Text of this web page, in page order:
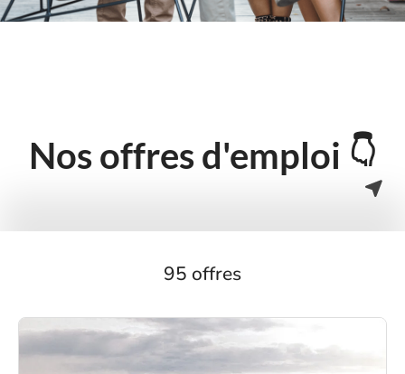
Nos offres d'emploi 👇
95 offres